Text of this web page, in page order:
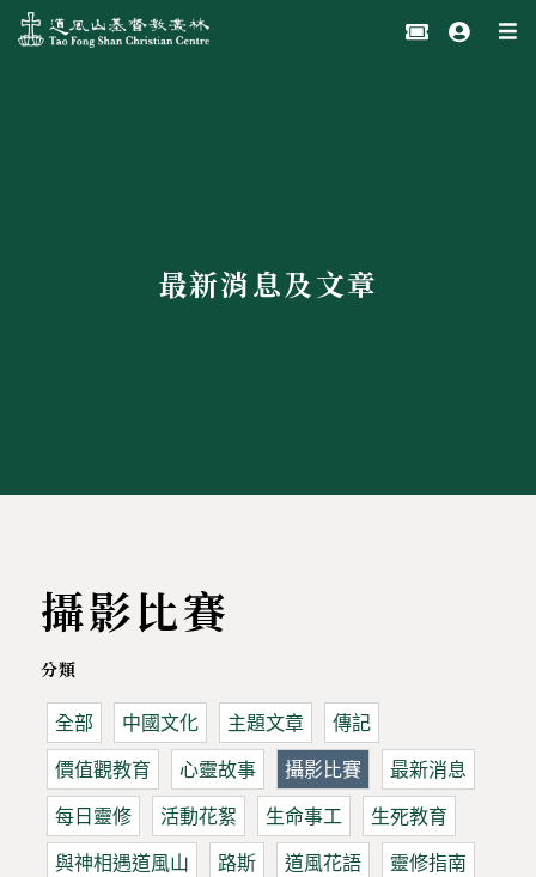
最新消息及文章
攝影比賽
分類
全部 中國文化 主題文章
傳記
價值觀教育
心靈故事 攝影比賽
最新消息
每日靈修
活動花絮 生命事工
生死教育
與神相遇道風山
路斯 道風花語
靈修指南